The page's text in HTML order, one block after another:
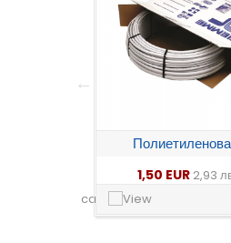
Радиаторен
8,41 EUR 16,45